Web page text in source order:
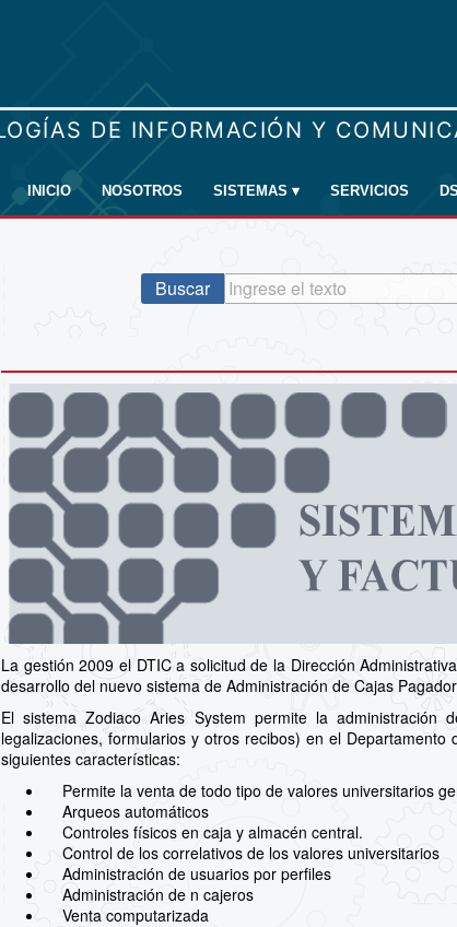
INICIO NOSOTROS SISTEMAS ▾ SERVICIOS
Buscar
La gestión 2009 el DTIC a solicitud de la Dirección
desarrollo del nuevo sistema de Administración de Cajas
El sistema Zodiaco Aries System permite la administración
legalizaciones, formularios y otros recibos) en el
siguientes características:
Permite la venta de todo tipo de valores universitarios
Arqueos automáticos
Controles físicos en caja y almacén central.
Control de los correlativos de los valores universitarios
Administración de usuarios por perfiles
Administración de n cajeros
Venta computarizada